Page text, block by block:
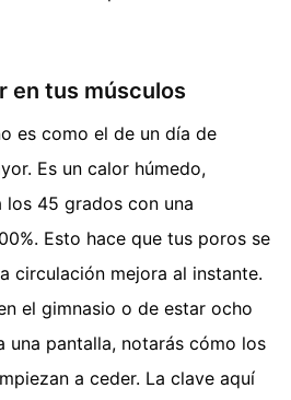
en tus músculos
es como el de un día de
Es un calor húmedo,
los 45 grados con una
Esto hace que tus poros se
circulación mejora al instante.
el gimnasio o de estar ocho
una pantalla, notarás cómo los
a ceder. La clave aquí